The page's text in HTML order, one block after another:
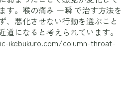
す。喉の痛み 一瞬 で治す方法を
、悪化させない行動を選ぶこと
道になると考えられています。
ikebukuro.com/column-throat-